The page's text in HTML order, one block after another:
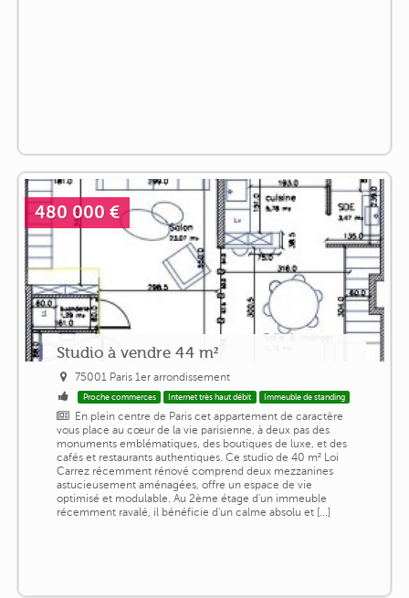
480 000 €
Studio à vendre 44 m²
75001 Paris 1er arrondissement
Proche commerces Internet très haut débit Immeuble de standing
En plein centre de Paris cet appartement de caractère
vous place au cœur de la vie parisienne, à deux pas des
monuments emblématiques, des boutiques de luxe, et des
cafés et restaurants authentiques. Ce studio de 40 m² Loi
Carrez récemment rénové comprend deux mezzanines
astucieusement aménagées, offre un espace de vie
optimisé et modulable. Au 2ème étage d'un immeuble
récemment ravalé, il bénéficie d'un calme absolu et [...]